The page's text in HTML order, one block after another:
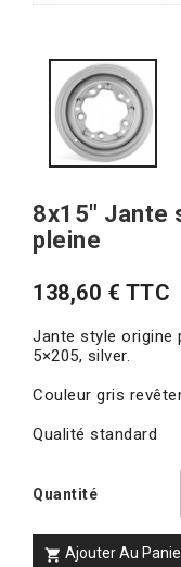
8x15" Jante
pleine
138,60 € TTC
Jante style origine
5×205, silver.
Couleur gris
Qualité standard
Quantité
 Ajouter Au